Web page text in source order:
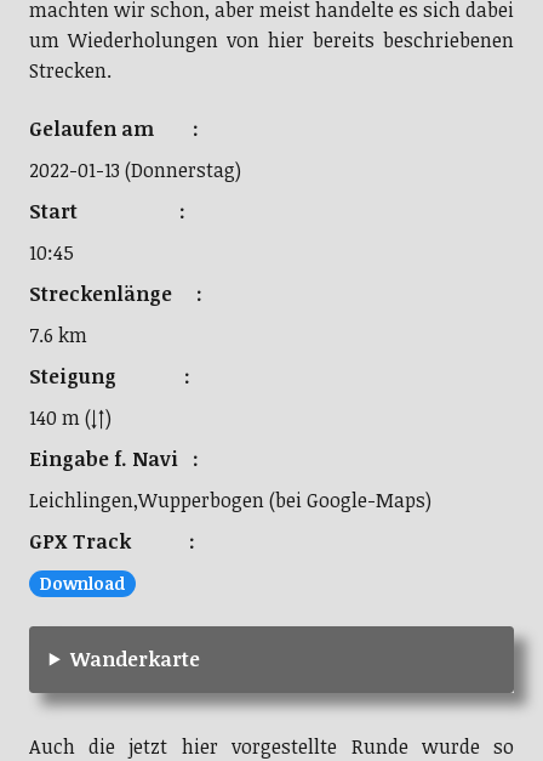
machten wir schon, aber meist handelte es sich dabei
um Wiederholungen von hier bereits beschriebenen
Strecken.
Gelaufen am :
2022-01-13 (Donnerstag)
Start :
10:45
Streckenlänge :
7.6 km
Steigung :
140 m (↓↑)
Eingabe f. Navi :
Leichlingen,Wupperbogen (bei Google-Maps)
GPX Track :
Download
Wanderkarte
Auch die jetzt hier vorgestellte Runde wurde so